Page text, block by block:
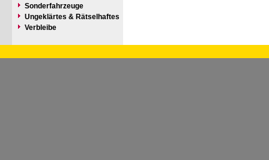
Sonderfahrzeuge
Ungeklärtes & Rätselhaftes
Verbleibe